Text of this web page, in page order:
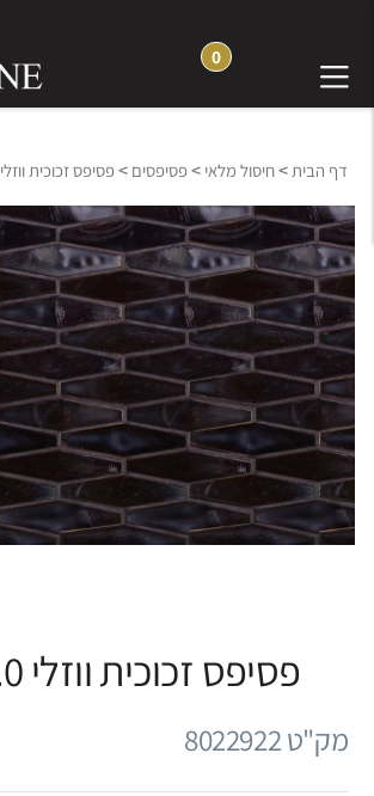
0
דף הבית>חיסול מלאי >פסיפסים >פסיפס זכוכית ווזלי 1.0*2.8
פסיפס זכוכית ווזלי 1.0*2.8
מק"ט 8022922